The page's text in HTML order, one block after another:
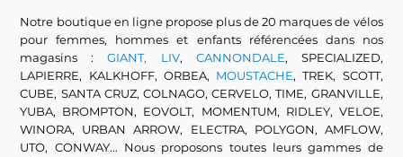
Notre boutique en ligne propose plus de 20 marques de vélos
pour femmes, hommes et enfants référencées dans nos
magasins :GIANT, LIV, CANNONDALE, SPECIALIZED,
LAPIERRE, KALKHOFF, ORBEA, MOUSTACHE, TREK, SCOTT,
CUBE, SANTA CRUZ, COLNAGO, CERVELO, TIME, GRANVILLE,
YUBA, BROMPTON, EOVOLT, MOMENTUM, RIDLEY, VELOE,
WINORA, URBAN ARROW, ELECTRA, POLYGON, AMFLOW,
UTO, CONWAY... Nous proposons toutes leurs gammes de